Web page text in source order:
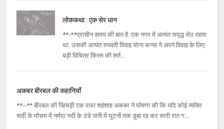
लोककथा : एक सेर धान
**-**प्राचीन समय की बात है. एक नगर में अत्यंत समृद्ध सेठ रहता
था. उसकी अत्यंत रुपवती विवाह योग्य कन्या ने अपने विवाह के लिए
बड़ी विचित्र किस्म की शर्त...
अकबर बीरबल की कहानियाँ
**--** बीरबल की खिचड़ी एक दफा शहंशाह अकबर ने घोषणा की कि यदि कोई व्यक्ति
सर्दी के मौसम में नर्मदा नदी के ठंडे पानी में घुटनों तक डूबा रह कर सारी रात ग...